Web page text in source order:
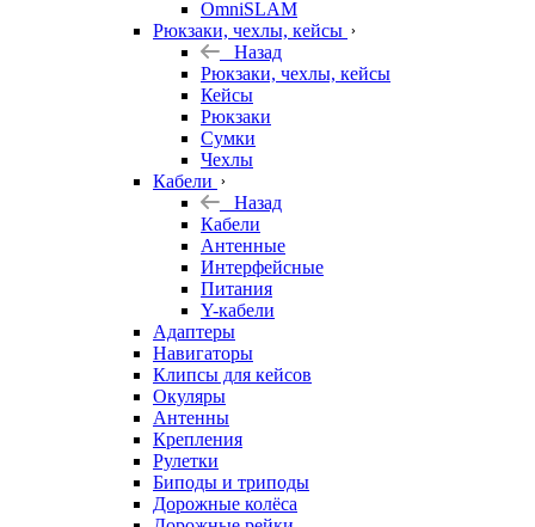
OmniSLAM
Рюкзаки, чехлы, кейсы
Назад
Рюкзаки, чехлы, кейсы
Кейсы
Рюкзаки
Сумки
Чехлы
Кабели
Назад
Кабели
Антенные
Интерфейсные
Питания
Y-кабели
Адаптеры
Навигаторы
Клипсы для кейсов
Окуляры
Антенны
Крепления
Рулетки
Биподы и триподы
Дорожные колёса